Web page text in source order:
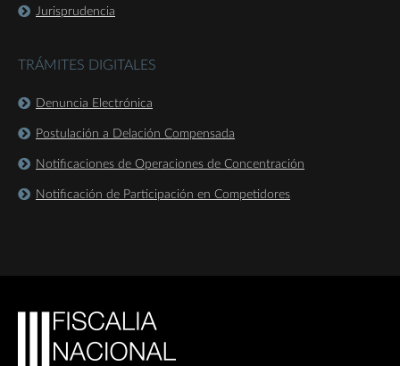
Jurisprudencia
TRÁMITES DIGITALES
Denuncia Electrónica
Postulación a Delación Compensada
Notificaciones de Operaciones de Concentración
Notificación de Participación en Competidores